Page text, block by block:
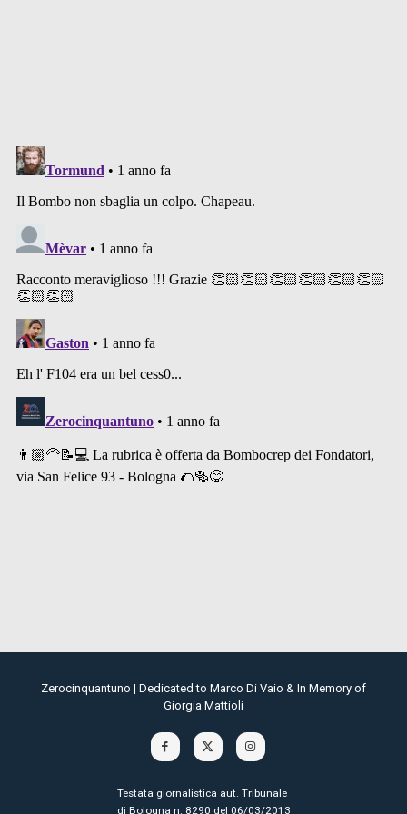
Zerocinquantuno | Dedicated to Marco Di Vaio & In Memory of
Giorgia Mattioli
Testata giornalistica aut. Tribunale
di Bologna n. 8290 del 06/03/2013